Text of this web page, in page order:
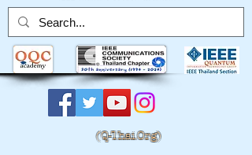
(Q-Thai.Org)